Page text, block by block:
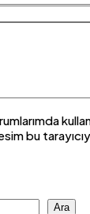
bu
Ara